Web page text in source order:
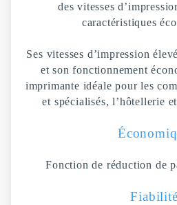
des vitesses
caractéristiques
Ses vitesses d’impression
et son fonctionnement
imprimante idéale pour les
et spécialisés, l’hôtellerie
Fonction de réduction de
Fiabilité